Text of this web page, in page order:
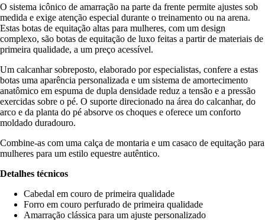
O sistema icônico de amarração na parte da frente permite ajustes sob
medida e exige atenção especial durante o treinamento ou na arena.
Estas botas de equitação altas para mulheres, com um design
complexo, são botas de equitação de luxo feitas a partir de materiais de
primeira qualidade, a um preço acessível.
Um calcanhar sobreposto, elaborado por especialistas, confere a estas
botas uma aparência personalizada e um sistema de amortecimento
anatômico em espuma de dupla densidade reduz a tensão e a pressão
exercidas sobre o pé. O suporte direcionado na área do calcanhar, do
arco e da planta do pé absorve os choques e oferece um conforto
moldado duradouro.
Combine-as com uma calça de montaria e um casaco de equitação para
mulheres para um estilo equestre autêntico.
Detalhes técnicos
Cabedal em couro de primeira qualidade
Forro em couro perfurado de primeira qualidade
Amarração clássica para um ajuste personalizado